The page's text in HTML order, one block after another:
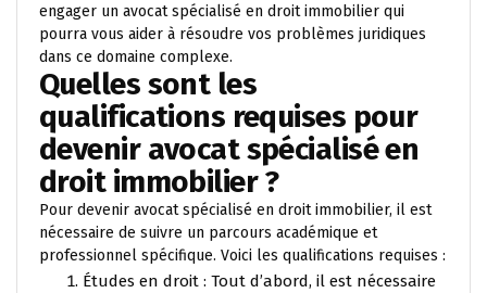
engager un avocat spécialisé en droit immobilier qui
pourra vous aider à résoudre vos problèmes juridiques
dans ce domaine complexe.
Quelles sont les
qualifications requises pour
devenir avocat spécialisé en
droit immobilier ?
Pour devenir avocat spécialisé en droit immobilier, il est
nécessaire de suivre un parcours académique et
professionnel spécifique. Voici les qualifications requises :
Études en droit : Tout d’abord, il est nécessaire